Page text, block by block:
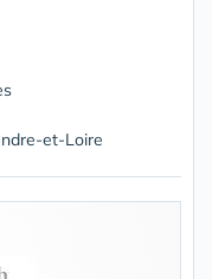
et-Loire